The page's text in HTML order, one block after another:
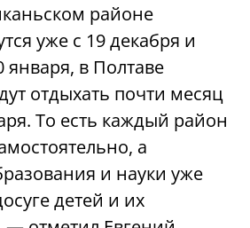
районе
уже с 19 декабря и
января, в Полтаве
отдыхать почти месяц
То есть каждый район
а
и науки уже
детей и их